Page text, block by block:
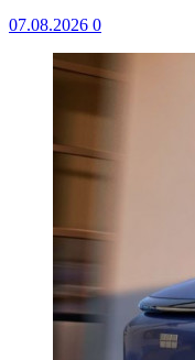
07.08.2026 0